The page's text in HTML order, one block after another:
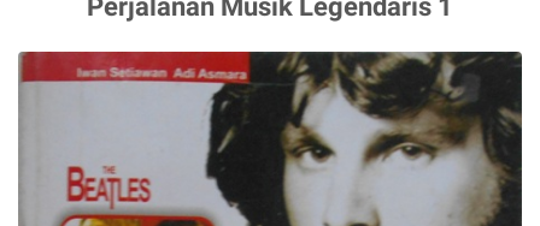
Perjalanan Musik Legendaris 1